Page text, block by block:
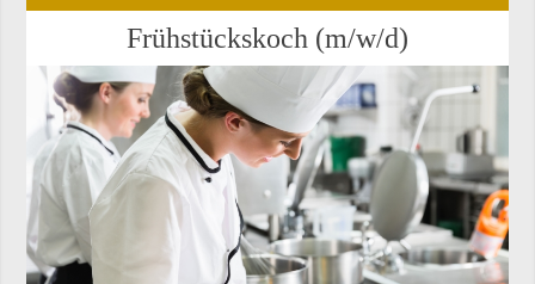
Früh­stücks­koch (m/w/d)